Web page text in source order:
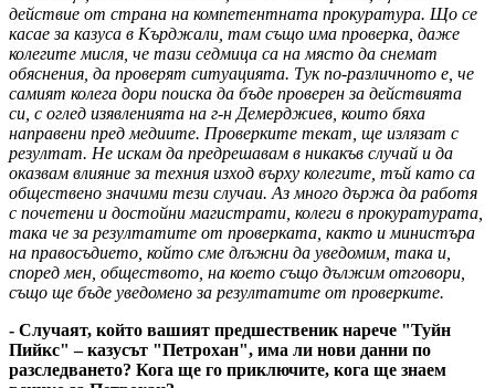
действие от страна на компетентната прокуратура. Що се
касае за казуса в Кърджали, там също има проверка, даже
колегите мисля, че тази седмица са на място да снемат
обяснения, да проверят ситуацията. Тук по-различното е, че
самият колега дори поиска да бъде проверен за действията
си, с оглед изявленията на г-н Демерджиев, които бяха
направени пред медиите. Проверките текат, ще излязат с
резултат. Не искам да предрешавам в никакъв случай и да
оказвам влияние за техния изход върху колегите, тъй като са
обществено значими тези случаи. Аз много държа да работя
с почетени и достойни магистрати, колеги в прокуратурата,
така че за резултатите от проверката, както и министъра
на правосъдието, който сме длъжни да уведомим, така и,
според мен, обществото, на което също дължим отговори,
също ще бъде уведомено за резултатите от проверките.
- Случаят, който вашият предшественик нарече "Туйн
Пийкс" – казусът "Петрохан", има ли нови данни по
разследването? Кога ще го приключите, кога ще знаем